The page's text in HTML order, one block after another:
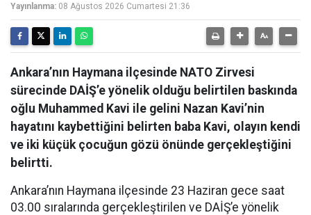
Yayınlanma: 08 Ağustos 2026 Cumartesi 21:36
Ankara’nın Haymana ilçesinde NATO Zirvesi
sürecinde DAİŞ’e yönelik olduğu belirtilen baskında
oğlu Muhammed Kavi ile gelini Nazan Kavi’nin
hayatını kaybettiğini belirten baba Kavi, olayın kendi
ve iki küçük çocuğun gözü önünde gerçekleştiğini
belirtti.
Ankara’nın Haymana ilçesinde 23 Haziran gece saat
03.00 sıralarında gerçekleştirilen ve DAİŞ’e yönelik